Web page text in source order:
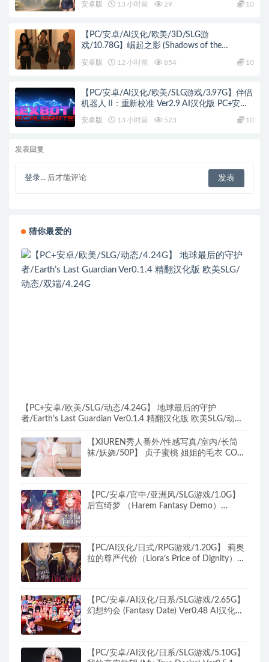
安卓版 13 小时前 29 10
【PC/安卓/AI汉化/欧美/3D/SLG游
戏/10.78G】崛起之影 (Shadows of the
Ascendant) Day 3 August AI汉化版 PC+安卓
+欧美3D SLG+10.78G
安卓版 12 小时前 854 10
【PC/安卓/AI汉化/欧美/SLG游戏/3.97G】伴侣
机器人 II：重新校准 Ver2.9 AI汉化版 PC+安卓
安卓版 13 小时前 523 10
发表回复
登录... 后才能评论
猜你最爱的
【PC+安卓/欧美/SLG/动态/4.24G】 地球最后的守护
者/Earth’s Last Guardian Ver0.1.4 精翻汉化版 欧美SLG/动态/
【XIUREN秀人番外/性感写真/室内/长筒
袜/妖娆/50P】 贞子蜜桃 姐姐的毛衣 COS
【PC/安卓/官中/亚洲风/SLG游戏/1.0G】
后宫绮梦 （Harem Fantasy Demo）
【PC/AI汉化/日式/RPG游戏/1.20G】 莉奥
拉的尊严代价（Liora’s Price of Dignity）
【PC/安卓/AI汉化/日系/SLG游戏/2.65G】
幻想约会 (Fantasy Date) Ver0.48 AI汉化版
【PC/安卓/AI汉化/日系/SLG游戏/5.10G】